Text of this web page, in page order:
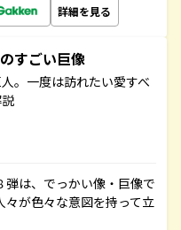
詳細を見る
すごい巨像
。一度は訪れたい愛すべ
弾は、でっかい像・巨像で
が色々な意図を持って立